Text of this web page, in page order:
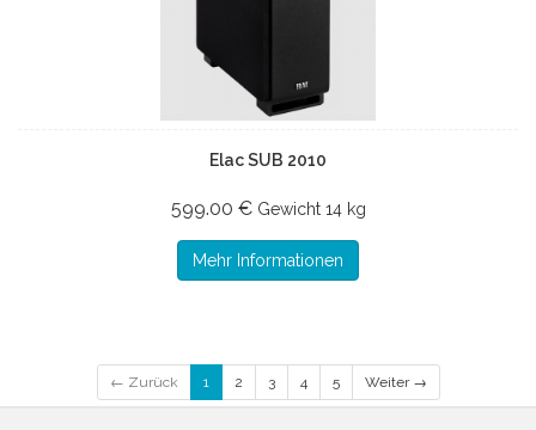
Elac SUB 2010
599.00 € Gewicht 14 kg
Mehr Informationen
← Zurück 1 2 3 4 5 Weiter →